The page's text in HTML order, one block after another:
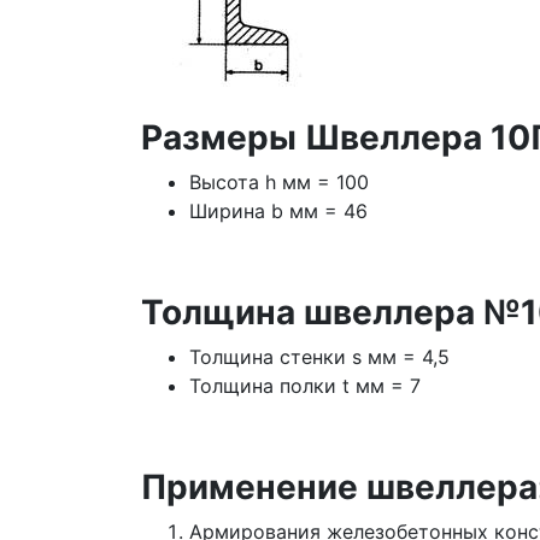
Размеры Швеллера
Высота h мм = 100
Ширина b мм = 46
Толщина швеллера
Толщина стенки s мм = 4,5
Толщина полки t мм = 7
Применение
Армирования железобетонных